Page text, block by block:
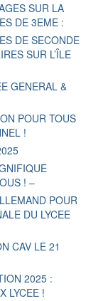
SUR LA
DE 3EME :
DE SECONDE
SUR L’ÎLE
GENERAL &
POUR TOUS
!
! –
POUR
DU LYCEE
CAV LE 21
2025 :
LYCEE !